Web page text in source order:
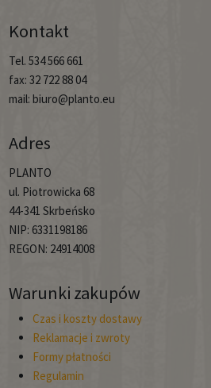
Kontakt
Tel. 534 566 661
fax: 32 722 88 04
mail: biuro@planto.eu
Adres
PLANTO
ul. Piotrowicka 68
44-341 Skrbeńsko
NIP: 6331198186
REGON: 24914008
Warunki zakupów
Czas i koszty dostawy
Reklamacje i zwroty
Formy płatności
Regulamin